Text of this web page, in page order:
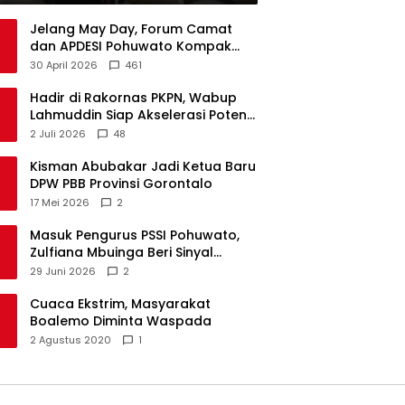
Jelang May Day, Forum Camat
dan APDESI Pohuwato Kompak
Minta Aksi BARA API Ditunda
30 April 2026 461
Hadir di Rakornas PKPN, Wabup
Lahmuddin Siap Akselerasi Potensi
Maritim Boalemo
2 Juli 2026 48
Kisman Abubakar Jadi Ketua Baru
DPW PBB Provinsi Gorontalo
17 Mei 2026 2
Masuk Pengurus PSSI Pohuwato,
Zulfiana Mbuinga Beri Sinyal
Dampingi Nasir di Arena Politik ?
29 Juni 2026 2
Cuaca Ekstrim, Masyarakat
Boalemo Diminta Waspada
2 Agustus 2020 1